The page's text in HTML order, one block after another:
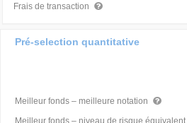
Frais de transaction
Pré-selection quantitative
Meilleur fonds – meilleure notation
Meilleur fonds – niveau de risque équivalent